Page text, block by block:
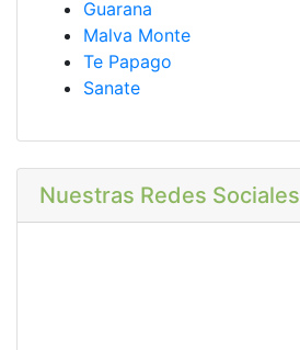
Guarana
Malva Monte
Te Papago
Sanate
Nuestras Redes Sociales